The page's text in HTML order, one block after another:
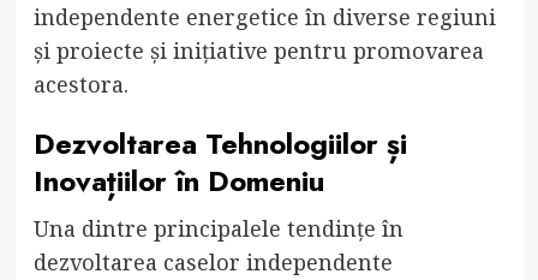
independente energetice în diverse regiuni
și proiecte și inițiative pentru promovarea
acestora.
Dezvoltarea Tehnologiilor și
Inovațiilor în Domeniu
Una dintre principalele tendințe în
dezvoltarea caselor independente